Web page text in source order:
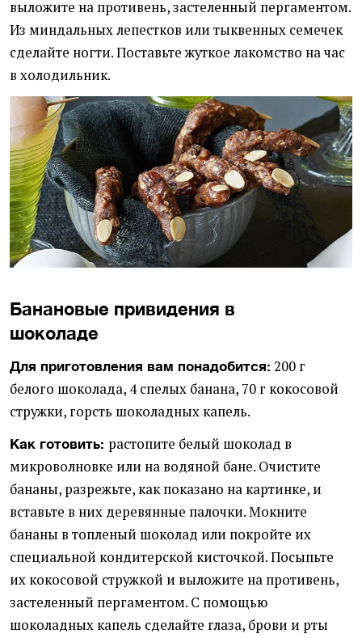
выложите на противень, застеленный пергаментом.
Из миндальных лепестков или тыквенных семечек
сделайте ногти. Поставьте жуткое лакомство на час
в холодильник.
Банановые привидения в
шоколаде
Для приготовления вам понадобится: 200 г
белого шоколада, 4 спелых банана, 70 г кокосовой
стружки, горсть шоколадных капель.
Как готовить: растопите белый шоколад в
микроволновке или на водяной бане. Очистите
бананы, разрежьте, как показано на картинке, и
вставьте в них деревянные палочки. Мокните
бананы в топленый шоколад или покройте их
специальной кондитерской кисточкой. Посыпьте
их кокосовой стружкой и выложите на противень,
застеленный пергаментом. С помощью
шоколадных капель сделайте глаза, брови и рты